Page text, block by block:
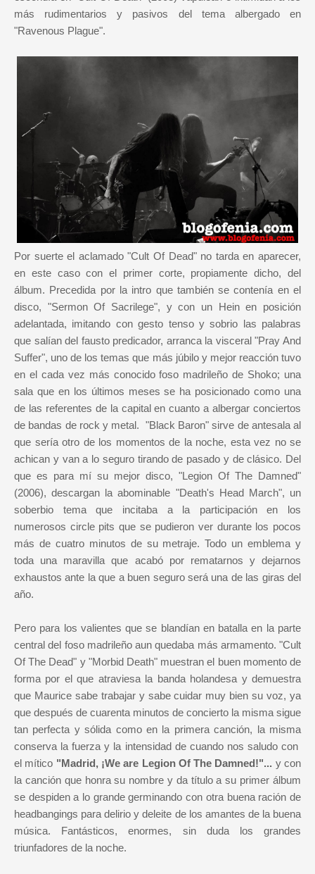
más rudimentarios y pasivos del tema albergado en
"Ravenous Plague".
Por suerte el aclamado "Cult Of Dead" no tarda en aparecer,
en este caso con el primer corte, propiamente dicho, del
álbum. Precedida por la intro que también se contenía en el
disco, "Sermon Of Sacrilege", y con un Hein en posición
adelantada, imitando con gesto tenso y sobrio las palabras
que salían del fausto predicador, arranca la visceral "Pray And
Suffer", uno de los temas que más júbilo y mejor reacción tuvo
en el cada vez más conocido foso madrileño de Shoko; una
sala que en los últimos meses se ha posicionado como una
de las referentes de la capital en cuanto a albergar conciertos
de bandas de rock y metal. "Black Baron" sirve de antesala al
que sería otro de los momentos de la noche, esta vez no se
achican y van a lo seguro tirando de pasado y de clásico. Del
que es para mí su mejor disco, "Legion Of The Damned"
(2006), descargan la abominable "Death's Head March", un
soberbio tema que incitaba a la participación en los
numerosos circle pits que se pudieron ver durante los pocos
más de cuatro minutos de su metraje. Todo un emblema y
toda una maravilla que acabó por rematarnos y dejarnos
exhaustos ante la que a buen seguro será una de las giras del
año.
Pero para los valientes que se blandían en batalla en la parte
central del foso madrileño aun quedaba más armamento. "Cult
Of The Dead" y "Morbid Death" muestran el buen momento de
forma por el que atraviesa la banda holandesa y demuestra
que Maurice sabe trabajar y sabe cuidar muy bien su voz, ya
que después de cuarenta minutos de concierto la misma sigue
tan perfecta y sólida como en la primera canción, la misma
conserva la fuerza y la intensidad de cuando nos saludo con
el mítico "Madrid, ¡We are Legion Of The Damned!"... y con
la canción que honra su nombre y da título a su primer álbum
se despiden a lo grande germinando con otra buena ración de
headbangings para delirio y deleite de los amantes de la buena
música. Fantásticos, enormes, sin duda los grandes
triunfadores de la noche.